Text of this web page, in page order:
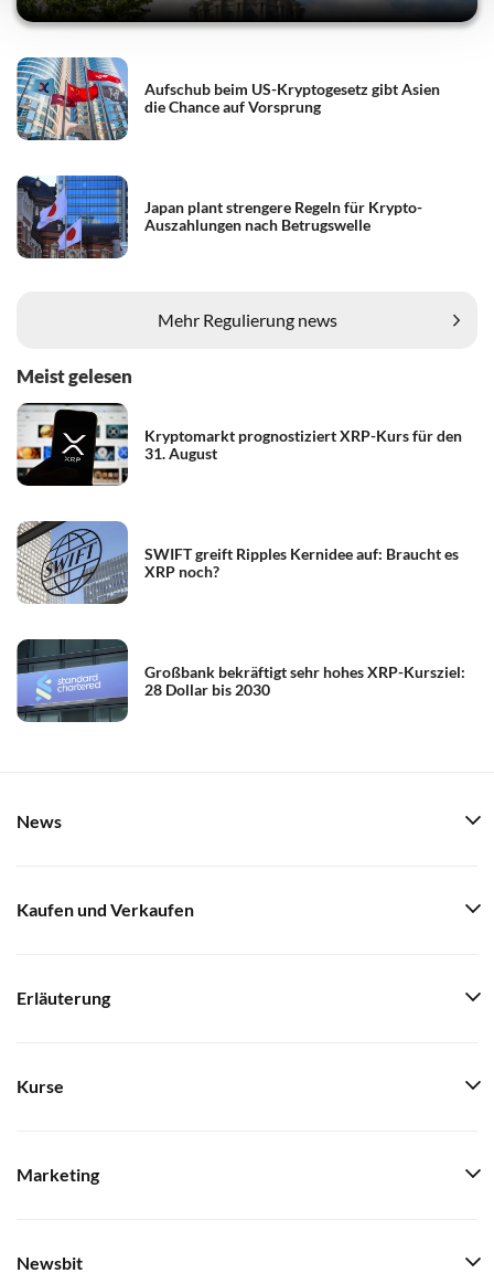
Aufschub beim US-Kryptogesetz gibt Asien
die Chance auf Vorsprung
Japan plant strengere Regeln für Krypto-
Auszahlungen nach Betrugswelle
Mehr Regulierung news
Meist gelesen
Kryptomarkt prognostiziert XRP-Kurs für den
31. August
SWIFT greift Ripples Kernidee auf: Braucht es
XRP noch?
Großbank bekräftigt sehr hohes XRP-Kursziel:
28 Dollar bis 2030
News
Kaufen und Verkaufen
Erläuterung
Kurse
Marketing
Newsbit